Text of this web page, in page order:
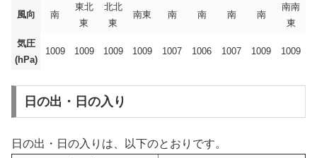
風向 南
東北
東
北北
東
南東 南 南 南 南
南南
東
気圧
(hPa)
1009 1009 1009 1009 1007 1006 1007 1009 1009
日の出・日の入り
日の出・日の入りは、以下のとおりです。